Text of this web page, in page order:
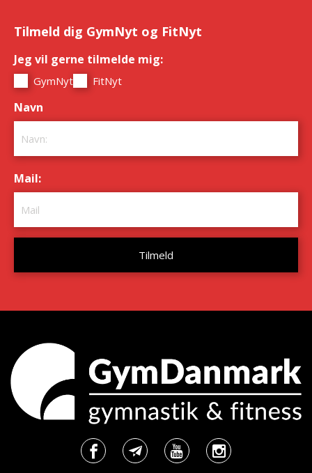
Tilmeld dig GymNyt og FitNyt
Jeg vil gerne tilmelde mig:
GymNyt FitNyt
Navn
Mail: